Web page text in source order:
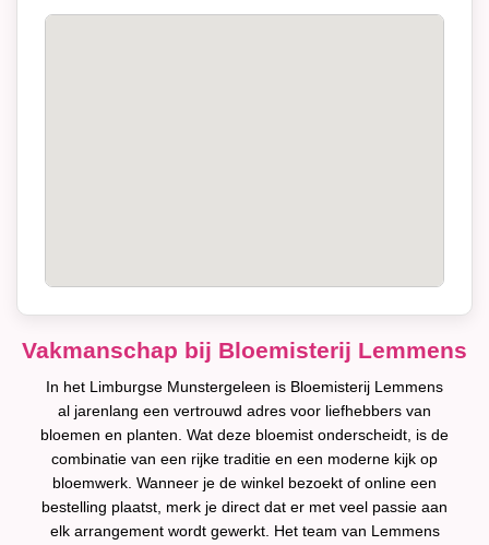
Vakmanschap bij Bloemisterij Lemmens
In het Limburgse Munstergeleen is Bloemisterij Lemmens
al jarenlang een vertrouwd adres voor liefhebbers van
bloemen en planten. Wat deze bloemist onderscheidt, is de
combinatie van een rijke traditie en een moderne kijk op
bloemwerk. Wanneer je de winkel bezoekt of online een
bestelling plaatst, merk je direct dat er met veel passie aan
elk arrangement wordt gewerkt. Het team van Lemmens